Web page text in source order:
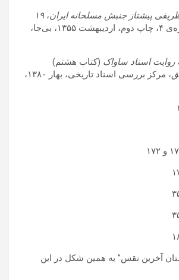
پیشتاز جنبش مسلحانه ایران، ۱۹
، شماره‌ی ۴، چاپ دوم، اردیبهشت ۱۳۵۵، بی‌جا،
روایت اسناد ساواک (کتاب هشتم)
، مرکز بررسی اسناد تاریخی، بهار ۱۳۸۰،
آخرین نقس” به همین شکل در این